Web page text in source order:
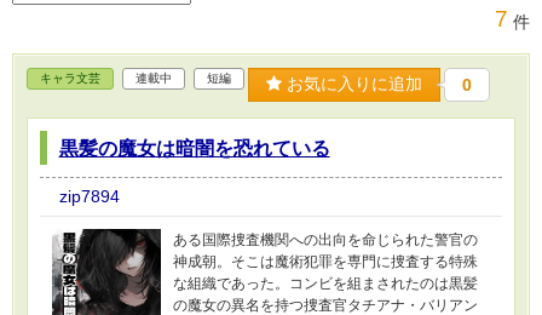
7 件
キャラ文芸 連載中 短編 お気に入りに追加 0
黒髪の魔女は暗闇を恐れている
zip7894
ある国際捜査機関への出向を命じられた警官の
神成朝。そこは魔術犯罪を専門に捜査する特殊
な組織であった。コンビを組まされたのは黒髪
の魔女の異名を持つ捜査官タチアナ・バリアン